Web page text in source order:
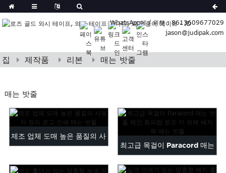
WhatsApp에 / 위챗 : 8613609677029
jason@judipak.com
German
Japanese
Czech
Basque
Azerbaijani
Bulgarian
Croatian
Finnish
Hebrew
집 제작품 리본 매는 밧줄
매는 밧줄
제조 업체 도매 높은 품질의 사
최고급 목걸이 Paracord 매는
밧줄 체인 ㅁ ...